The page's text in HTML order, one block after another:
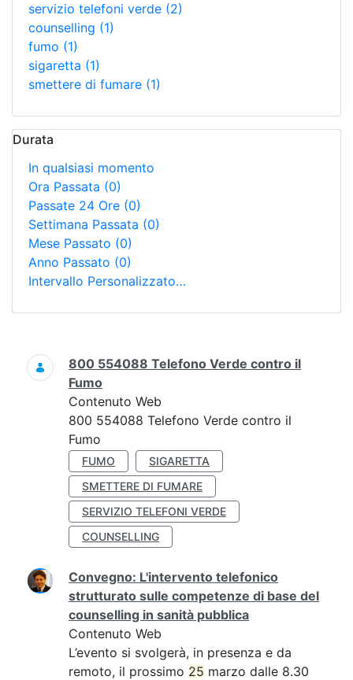
servizio telefoni verde (2)
counselling (1)
fumo (1)
sigaretta (1)
smettere di fumare (1)
Durata
In qualsiasi momento
Ora Passata (0)
Passate 24 Ore (0)
Settimana Passata (0)
Mese Passato (0)
Anno Passato (0)
Intervallo Personalizzato…
Ricerca
800 554088 Telefono Verde contro il
Fumo
Contenuto Web
800 554088 Telefono Verde contro il
Fumo
FUMO
SIGARETTA
SMETTERE DI FUMARE
SERVIZIO TELEFONI VERDE
COUNSELLING
Convegno: L'intervento telefonico
strutturato sulle competenze di base del
counselling in sanità pubblica
Contenuto Web
L’evento si svolgerà, in presenza e da
remoto, il prossimo 25 marzo dalle 8.30